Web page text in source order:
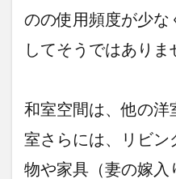
のの使用頻度が少
してそうではありま
和室空間は、他の洋
室さらには、リビ
物や家具（妻の嫁